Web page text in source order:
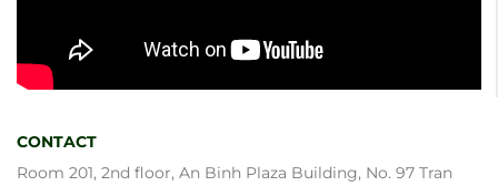
CONTACT
Room 201, 2nd floor, An Binh Plaza Building, No. 97 Tran